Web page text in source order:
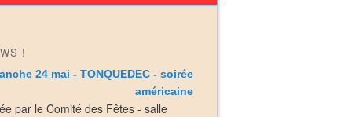
!
24 mai - TONQUEDEC - soirée
américaine
par le Comité des Fêtes - salle